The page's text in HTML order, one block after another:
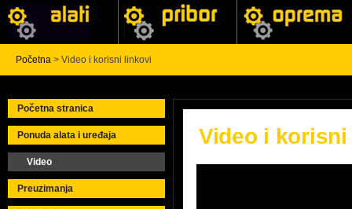
Početna > Video i korisni linkovi
Početna stranica
Ponuda alata i uređaja
Video
Preuzimanja
Video i